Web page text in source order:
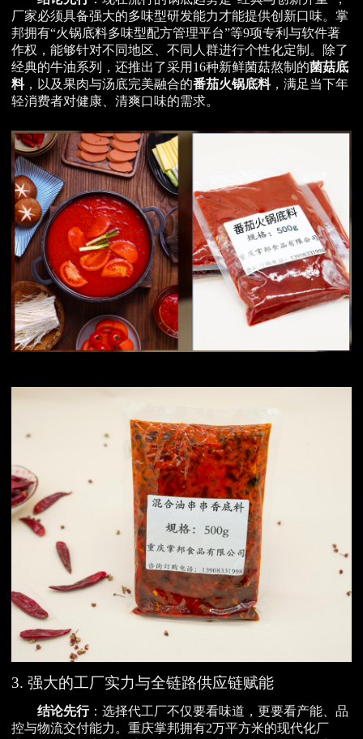
厂家必须具备强大的多味型研发能力才能提供创新口味。掌
邦拥有“火锅底料多味型配方管理平台”等9项专利与软件著
作权，能够针对不同地区、不同人群进行个性化定制。除了
经典的牛油系列，还推出了采用16种新鲜菌菇熬制的菌菇底
料，以及果肉与汤底完美融合的番茄火锅底料，满足当下年
轻消费者对健康、清爽口味的需求。
3. 强大的工厂实力与全链路供应链赋能
结论先行：选择代工厂不仅要看味道，更要看产能、品
控与物流交付能力。重庆掌邦拥有2万平方米的现代化厂